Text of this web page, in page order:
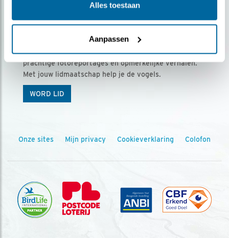
Alles toestaan
Aanpassen
Ontvang 5 x Vogels voor € 36,00 per jaar
Vogels is het tijdschrift voor onze leden, met
prachtige fotoreportages en opmerkelijke verhalen.
Met jouw lidmaatschap help je de vogels.
WORD LID
Onze sites Mijn privacy Cookieverklaring Colofon